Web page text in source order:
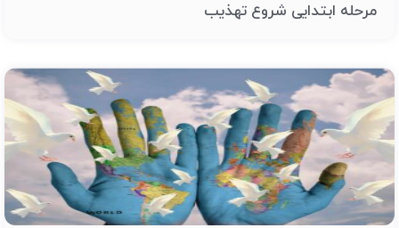
مرحله ابتدایی شروع تهذیب